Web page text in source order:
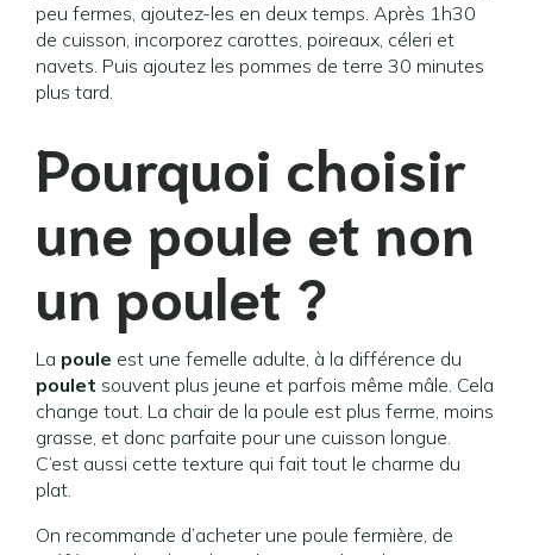
peu fermes, ajoutez-les en deux temps. Après 1h30
de cuisson, incorporez carottes, poireaux, céleri et
navets. Puis ajoutez les pommes de terre 30 minutes
plus tard.
Pourquoi choisir
une poule et non
un poulet ?
La poule est une femelle adulte, à la différence du
poulet souvent plus jeune et parfois même mâle. Cela
change tout. La chair de la poule est plus ferme, moins
grasse, et donc parfaite pour une cuisson longue.
C’est aussi cette texture qui fait tout le charme du
plat.
On recommande d’acheter une poule fermière, de